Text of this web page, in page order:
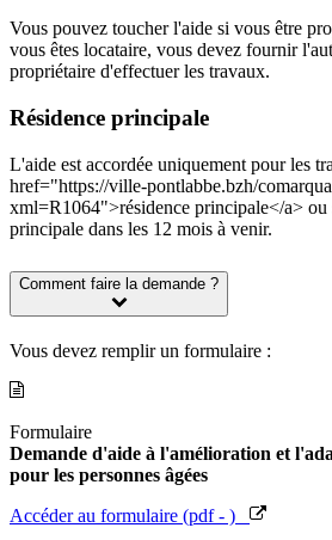
Vous pouvez toucher l'aide si vous être
vous êtes locataire, vous devez fournir
propriétaire d'effectuer les travaux.
Résidence principale
L'aide est accordée uniquement pour les
href="https://ville-pontlabbe.bzh/
xml=R1064">résidence principale</a> ou
principale dans les 12 mois à venir.
Comment faire la demande ?
Vous devez remplir un formulaire :
Formulaire
Demande d'aide à l'amélioration et
pour les personnes âgées
Accéder au formulaire (pdf - )